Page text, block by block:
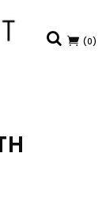
(0)